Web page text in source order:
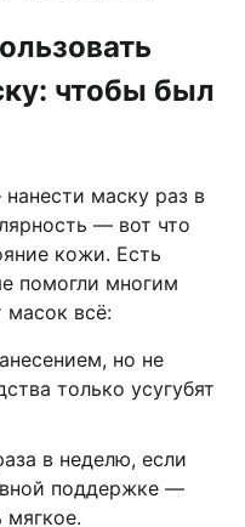
чтобы был
маску раз в
— вот что
кожи. Есть
помогли многим
масок всё:
но не
только усугубят
в неделю, если
поддержке —
мягкое.